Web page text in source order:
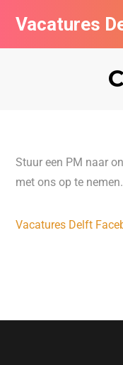
Vacatures
Stuur een PM naar
met ons op te
Vacatures Delft
Vacatures per